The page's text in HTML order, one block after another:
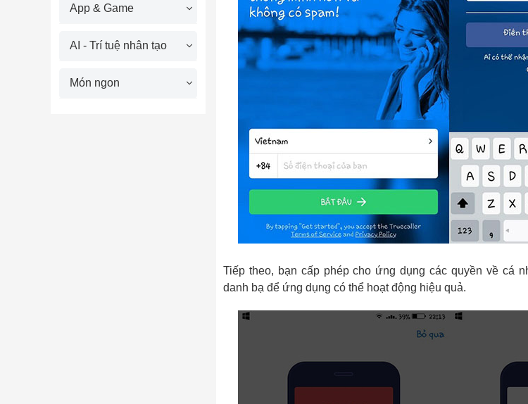
App & Game
AI - Trí tuệ nhân tạo
Món ngon
Tiếp theo, bạn cấp phép cho ứng dụng các quyền về cá
danh bạ để ứng dụng có thể hoạt động hiệu quả.